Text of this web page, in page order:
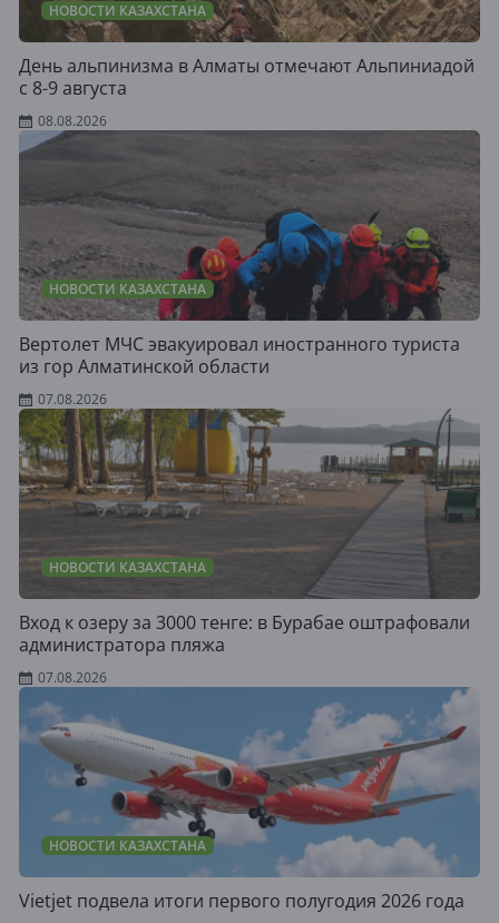
НОВОСТИ КАЗАХСТАНА
День альпинизма в Алматы отмечают Альпиниадой
с 8-9 августа
08.08.2026
НОВОСТИ КАЗАХСТАНА
Вертолет МЧС эвакуировал иностранного туриста
из гор Алматинской области
07.08.2026
НОВОСТИ КАЗАХСТАНА
Вход к озеру за 3000 тенге: в Бурабае оштрафовали
администратора пляжа
07.08.2026
НОВОСТИ КАЗАХСТАНА
Vietjet подвела итоги первого полугодия 2026 года